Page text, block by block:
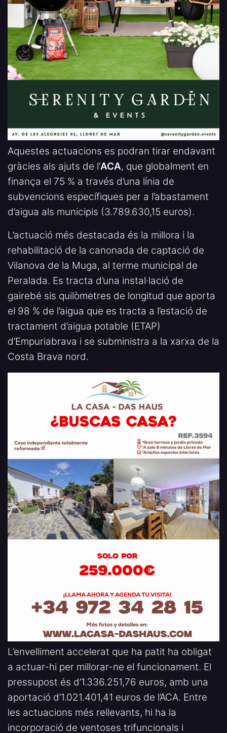
Aquestes actuacions es podran tirar endavant
gràcies als ajuts de l’ACA, que globalment en
finança el 75 % a través d’una línia de
subvencions específiques per a l’abastament
d’aigua als municipis (3.789.630,15 euros).
L’actuació més destacada és la millora i la
rehabilitació de la canonada de captació de
Vilanova de la Muga, al terme municipal de
Peralada. Es tracta d’una instal·lació de
gairebé sis quilòmetres de longitud que aporta
el 98 % de l’aigua que es tracta a l’estació de
tractament d’aigua potable (ETAP)
d’Empuriabrava i se subministra a la xarxa de la
Costa Brava nord.
L’envelliment accelerat que ha patit ha obligat
a actuar-hi per millorar-ne el funcionament. El
pressupost és d’1.336.251,76 euros, amb una
aportació d’1.021.401,41 euros de l’ACA. Entre
les actuacions més rellevants, hi ha la
incorporació de ventoses trifuncionals i